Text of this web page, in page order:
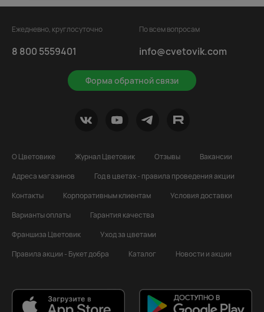
Ежедневно, круглосуточно
8 800 5559401
Форма обратной связи
По всем вопросам
info@cvetovik.com
О Цветовике Журнал Цветовик Отзывы
Вакансии
Адреса магазинов
Год в цветах - правила проведения акции
Контакты
Корпоративным клиентам
Условия доставки
Варианты оплаты
Гарантия качества
Франшиза Цветовик
Уход за цветами
Правила акции - Букет добра
Каталог Новости и акции